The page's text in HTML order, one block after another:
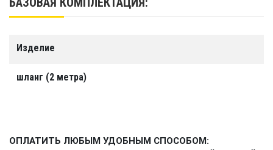
Максимальное давление
0.3 bar, манометром не комплектуется
Вес
Производство
Изделие
шланг (2 метра)
ОПЛАТИТЬ ЛЮБЫМ УДОБНЫМ СПОСОБОМ: